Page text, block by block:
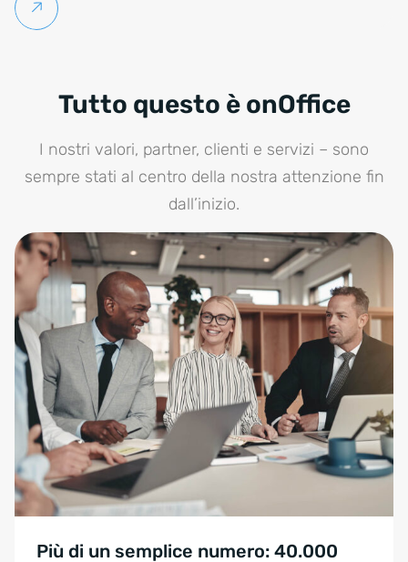
Per saperne di più
Tutto questo è onOffice
I nostri valori, partner, clienti e servizi – sono
sempre stati al centro della nostra attenzione fin
dall’inizio.
Più di un semplice numero: 40.000